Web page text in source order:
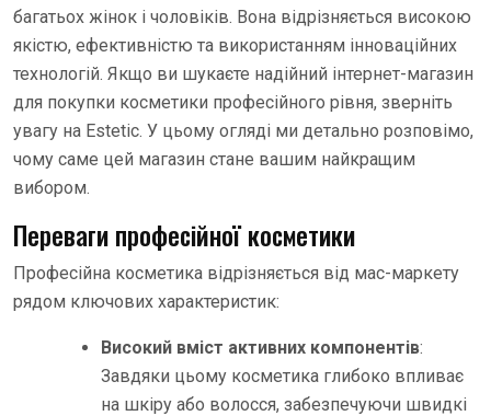
багатьох жінок і чоловіків. Вона відрізняється високою
якістю, ефективністю та використанням інноваційних
технологій. Якщо ви шукаєте надійний інтернет-магазин
для покупки косметики професійного рівня, зверніть
увагу на Estetic. У цьому огляді ми детально розповімо,
чому саме цей магазин стане вашим найкращим
вибором.
Переваги професійної косметики
Професійна косметика відрізняється від мас-маркету
рядом ключових характеристик:
Високий вміст активних компонентів:
Завдяки цьому косметика глибоко впливає
на шкіру або волосся, забезпечуючи швидкі